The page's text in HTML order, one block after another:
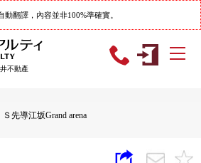
動翻譯，內容並非100%準確實。
不動產
Ｓ先導江坂Grand arena